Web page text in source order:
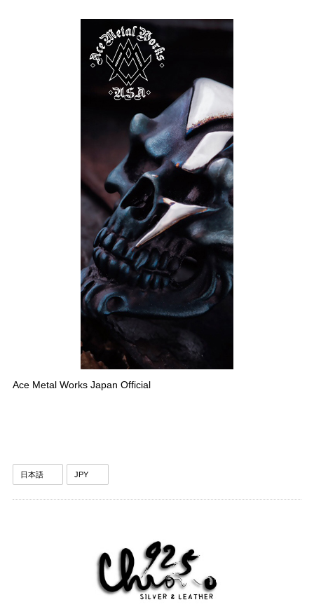
Ace Metal Works Japan Official